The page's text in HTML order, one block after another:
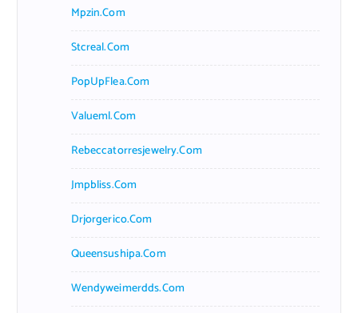
Mpzin.com
Stcreal.com
PopUpFlea.com
Valueml.com
Rebeccatorresjewelry.com
Jmpbliss.com
Drjorgerico.com
Queensushipa.com
Wendyweimerdds.com